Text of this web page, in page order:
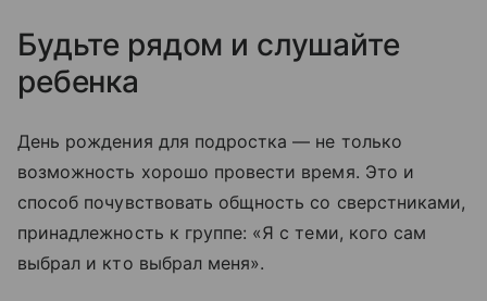
Будьте рядом и слушайте
ребенка
День рождения для подростка — не только
возможность хорошо провести время. Это и
способ почувствовать общность со сверстниками,
принадлежность к группе: «Я с теми, кого сам
выбрал и кто выбрал меня».